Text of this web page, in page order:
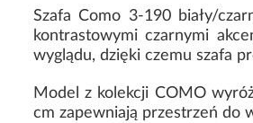
Szafa Como 3-190 biały/
kontrastowymi czarnymi
wyglądu, dzięki czemu szafa
Model z kolekcji COMO
cm zapewniają przestrzeń do